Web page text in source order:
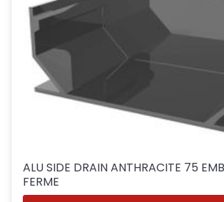
ALU SIDE DRAIN ANTHRACITE 75
FERME